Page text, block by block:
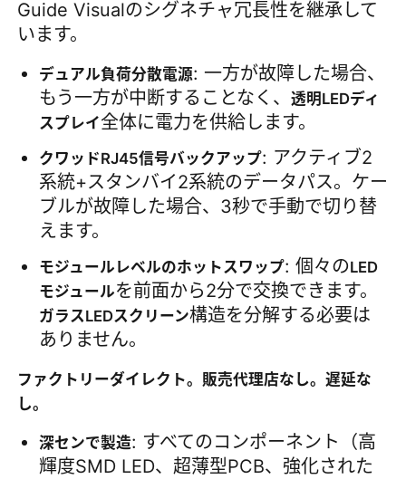
SMD LEDスクリーン
屋外用LEDディスプレイボード
屋外の導かれた看板
Guide Visualのシグネチャ冗長性を継承して
います。
デュアル負荷分散電源: 一方が故障した場合、
もう一方が中断することなく、透明LEDディ
スプレイ全体に電力を供給します。
クワッドRJ45信号バックアップ: アクティブ2
系統+スタンバイ2系統のデータパス。ケー
ブルが故障した場合、3秒で手動で切り替
えます。
モジュールレベルのホットスワップ: 個々のLED
モジュールを前面から2分で交換できます。
ガラスLEDスクリーン構造を分解する必要は
ありません。
ファクトリーダイレクト。販売代理店なし。遅延な
し。
深センで製造: すべてのコンポーネント（高
輝度SMD LED、超薄型PCB、強化された